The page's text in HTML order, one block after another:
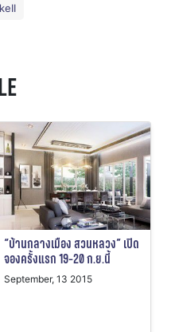
“บ้านกลางเมือง สวนหลวง” เปิด
จองครั้งแรก 19-20 ก.ย.นี้
September, 13 2015